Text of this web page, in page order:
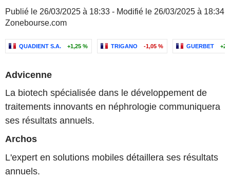
Publié le 26/03/2025 à 18:33 - Modifié le 26/03/2025 à 18:34
Zonebourse.com
QUADIENT S.A. +1,25 % TRIGANO -1,05 % GUERBET
Advicenne
La biotech spécialisée dans le développement de
traitements innovants en néphrologie communiquera
ses résultats annuels.
Archos
L'expert en solutions mobiles détaillera ses résultats
annuels.